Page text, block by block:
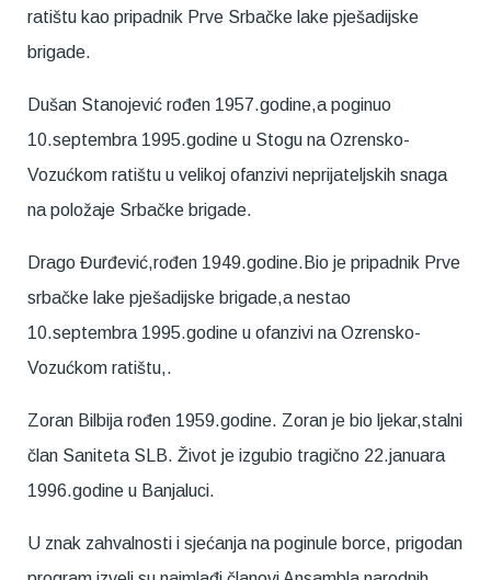
ratištu kao pripadnik Prve Srbačke lake pješadijske
brigade.
Dušan Stanojević rođen 1957.godine,a poginuo
10.septembra 1995.godine u Stogu na Ozrensko-
Vozućkom ratištu u velikoj ofanzivi neprijateljskih snaga
na položaje Srbačke brigade.
Drago Đurđević,rođen 1949.godine.Bio je pripadnik Prve
srbačke lake pješadijske brigade,a nestao
10.septembra 1995.godine u ofanzivi na Ozrensko-
Vozućkom ratištu,.
Zoran Bilbija rođen 1959.godine. Zoran je bio ljekar,stalni
član Saniteta SLB. Život je izgubio tragično 22.januara
1996.godine u Banjaluci.
U znak zahvalnosti i sjećanja na poginule borce, prigodan